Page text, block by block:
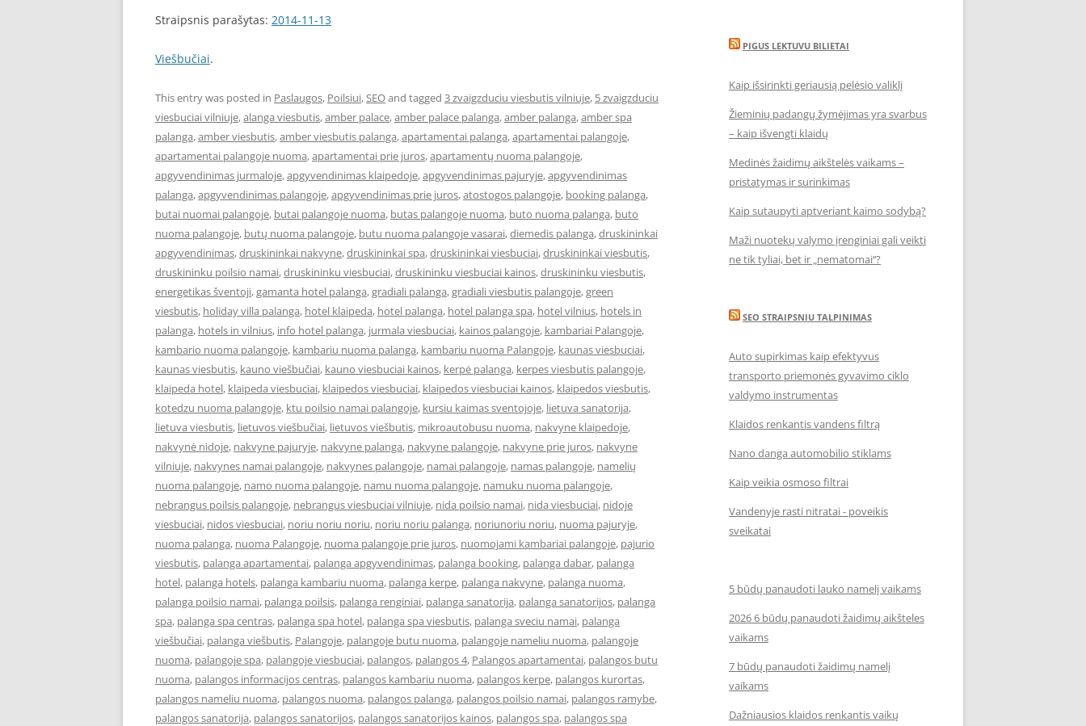
Straipsnis parašytas: 2014-11-13
Viešbučiai.
This entry was posted in Paslaugos, Poilsiui,SEOand tagged 3 zvaigzduciu viesbutis vilniuje, 5 zvaigzduciu
viesbuciai vilniuje,alanga viesbutis,amber palace,amber palace palanga,amber palanga,amber spa
palanga,amber viesbutis,amber viesbutis palanga,apartamentai palanga,apartamentai palangoje,
apartamentai palangoje nuoma,apartamentai prie juros,apartamentų nuoma palangoje,
apgyvendinimas jurmaloje,apgyvendinimas klaipedoje,apgyvendinimas pajuryje,apgyvendinimas
palanga,apgyvendinimas palangoje,apgyvendinimas prie juros,atostogos palangoje, booking palanga,
butai nuomai palangoje, butai palangoje nuoma, butas palangoje nuoma, buto nuoma palanga, buto
nuoma palangoje, butų nuoma palangoje, butu nuoma palangoje vasarai,diemedis palanga,druskininkai
apgyvendinimas,druskininkai nakvyne,druskininkai spa,druskininkai viesbuciai,druskininkai viesbutis,
druskininku poilsio namai,druskininku viesbuciai,druskininku viesbuciai kainos,druskininku viesbutis,
energetikas šventoji,gamanta hotel palanga,gradiali palanga,gradiali viesbutis palangoje,green
viesbutis, holiday villa palanga, hotel klaipeda, hotel palanga, hotel palanga spa, hotel vilnius, hotels in
palanga, hotels in vilnius, info hotel palanga, jurmala viesbuciai, kainos palangoje, kambariai Palangoje,
kambario nuoma palangoje, kambariu nuoma palanga, kambariu nuoma Palangoje, kaunas viesbuciai,
kaunas viesbutis, kauno viešbučiai, kauno viesbuciai kainos, kerpė palanga, kerpes viesbutis palangoje,
klaipeda hotel, klaipeda viesbuciai, klaipedos viesbuciai, klaipedos viesbuciai kainos, klaipedos viesbutis,
kotedzu nuoma palangoje, ktu poilsio namai palangoje, kursiu kaimas sventojoje, lietuva sanatorija,
lietuva viesbutis, lietuvos viešbučiai, lietuvos viešbutis, mikroautobusu nuoma, nakvyne klaipedoje,
nakvynė nidoje, nakvyne pajuryje, nakvyne palanga, nakvyne palangoje, nakvyne prie juros, nakvyne
vilniuje, nakvynes namai palangoje, nakvynes palangoje, namai palangoje, namas palangoje, namelių
nuoma palangoje, namo nuoma palangoje, namu nuoma palangoje, namuku nuoma palangoje,
nebrangus poilsis palangoje, nebrangus viesbuciai vilniuje, nida poilsio namai, nida viesbuciai, nidoje
viesbuciai, nidos viesbuciai, noriu noriu noriu, noriu noriu palanga, noriunoriu noriu, nuoma pajuryje,
nuoma palanga, nuoma Palangoje, nuoma palangoje prie juros, nuomojami kambariai palangoje, pajurio
viesbutis, palanga apartamentai, palanga apgyvendinimas, palanga booking, palanga dabar, palanga
hotel, palanga hotels, palanga kambariu nuoma, palanga kerpe, palanga nakvyne, palanga nuoma,
palanga poilsio namai, palanga poilsis, palanga renginiai, palanga sanatorija, palanga sanatorijos, palanga
spa, palanga spa centras, palanga spa hotel, palanga spa viesbutis, palanga sveciu namai, palanga
viešbučiai, palanga viešbutis, Palangoje, palangoje butu nuoma, palangoje nameliu nuoma, palangoje
nuoma, palangoje spa, palangoje viesbuciai, palangos, palangos 4, Palangos apartamentai, palangos butu
nuoma, palangos informacijos centras, palangos kambariu nuoma, palangos kerpe, palangos kurortas,
palangos nameliu nuoma, palangos nuoma, palangos palanga, palangos poilsio namai, palangos ramybe,
palangos sanatorija, palangos sanatorijos, palangos sanatorijos kainos, palangos spa, palangos spa
PIGUS LEKTUVU BILIETAI
Kaip išsirinkti geriausią pelėsio valiklį
Žieminių padangų žymėjimas yra svarbus
– kaip išvengti klaidų
Medinės žaidimų aikštelės vaikams –
pristatymas ir surinkimas
Kaip sutaupyti aptveriant kaimo sodybą?
Maži nuotekų valymo įrenginiai gali veikti
ne tik tyliai, bet ir „nematomai‘‘?
SEO STRAIPSNIU TALPINIMAS
Auto supirkimas kaip efektyvus
transporto priemonės gyvavimo ciklo
valdymo instrumentas
Klaidos renkantis vandens filtrą
Nano danga automobilio stiklams
Kaip veikia osmoso filtrai
Vandenyje rasti nitratai - poveikis
sveikatai
5 būdų panaudoti lauko namelį vaikams
2026 6 būdų panaudoti žaidimų aikšteles
vaikams
7 būdų panaudoti žaidimų namelį
vaikams
Dažniausios klaidos renkantis vaikų